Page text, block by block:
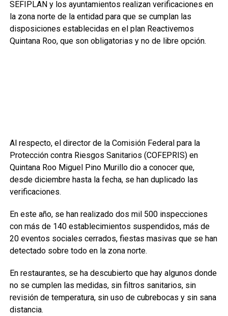
SEFIPLAN y los ayuntamientos realizan verificaciones en
la zona norte de la entidad para que se cumplan las
disposiciones establecidas en el plan Reactivemos
Quintana Roo, que son obligatorias y no de libre opción.
Al respecto, el director de la Comisión Federal para la
Protección contra Riesgos Sanitarios (COFEPRIS) en
Quintana Roo Miguel Pino Murillo dio a conocer que,
desde diciembre hasta la fecha, se han duplicado las
verificaciones.
En este año, se han realizado dos mil 500 inspecciones
con más de 140 establecimientos suspendidos, más de
20 eventos sociales cerrados, fiestas masivas que se han
detectado sobre todo en la zona norte.
En restaurantes, se ha descubierto que hay algunos donde
no se cumplen las medidas, sin filtros sanitarios, sin
revisión de temperatura, sin uso de cubrebocas y sin sana
distancia.